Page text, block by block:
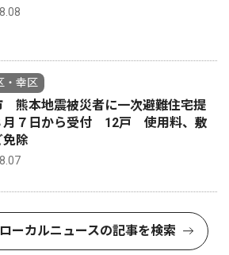
・幸区
熊本地震被災者に一次避難住宅提
７日から受付 12戸 使用料、敷
免除
ーカルニュースの記事を検索